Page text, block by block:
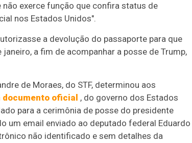
exerce função que confira status de
nos Estados Unidos".
a devolução do passaporte para que
a fim de acompanhar a posse de Trump,
de Moraes, do STF, determinou aos
oficial , do governo dos Estados
para a cerimônia de posse do presidente
um email enviado ao deputado federal Eduardo
não identificado e sem detalhes da